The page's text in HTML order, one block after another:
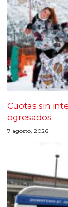
Cuotas sin
egresados
7 agosto, 2026